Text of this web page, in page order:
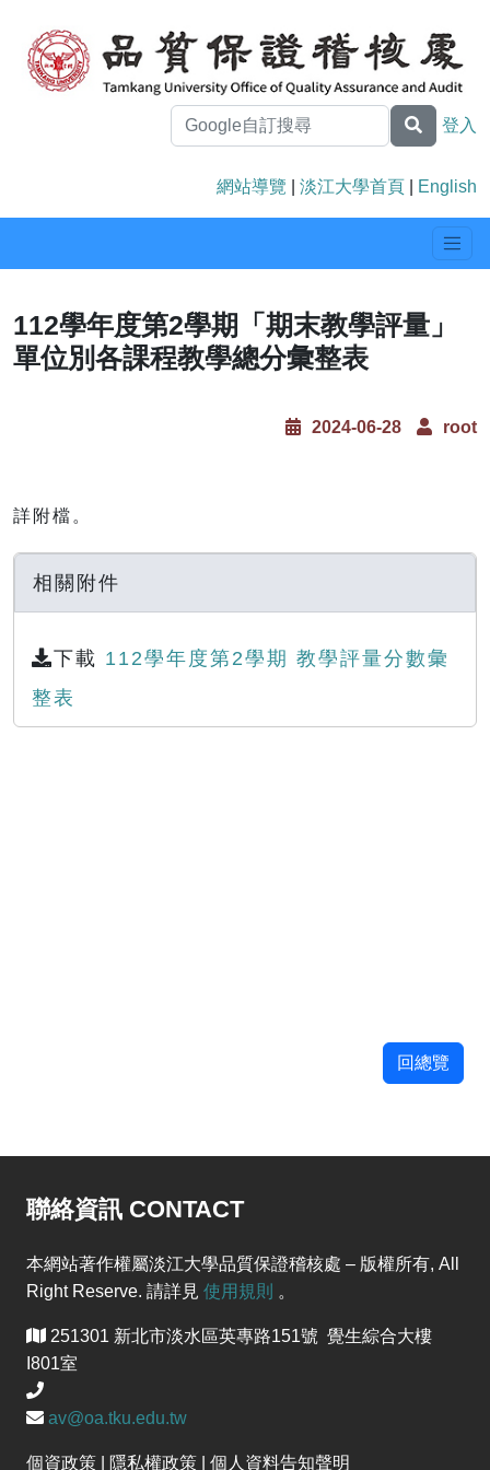
登入
網站導覽 淡江大學首頁 English
112學年度第2學期「期末教學評量」
單位別各課程教學總分彙整表
2024-06-28 root
詳附檔。
相關附件
下載 112學年度第2學期 教學評量分數彙
整表
回總覽
聯絡資訊 CONTACT
本網站著作權屬淡江大學品質保證稽核處 – 版權所有, All
Right Reserve. 請詳見 使用規則 。
251301 新北市淡水區英專路151號 覺生綜合大樓
I801室
av@oa.tku.edu.tw
個資政策 | 隱私權政策 | 個人資料告知聲明